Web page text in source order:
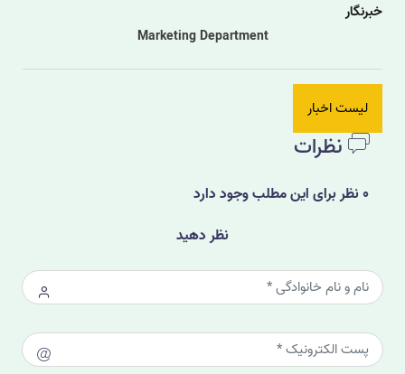
خبرنگار
Marketing Department
لیست اخبار
نظرات
0 نظر برای این مطلب وجود دارد
نظر دهید